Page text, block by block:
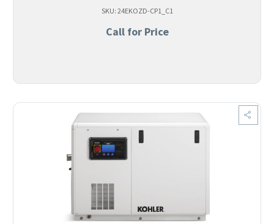
SKU: 24EKOZD-CP1_C1
Call for Price